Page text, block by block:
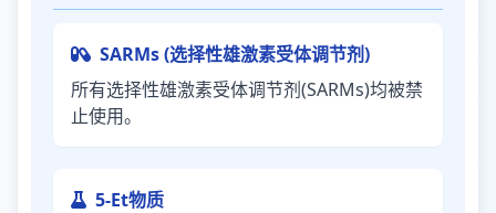
SARMs (选择性雄激素受体调节剂)
所有选择性雄激素受体调节剂(SARMs)均被禁
止使用。
5-Et物质